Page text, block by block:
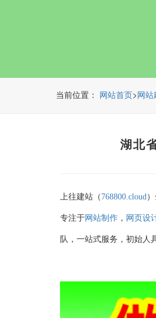
当前位置： 网站首页> 网站
湖北
上往建站（ 768800.cloud
专注于网站制作 ， 网页设
队，一站式服务，初始人